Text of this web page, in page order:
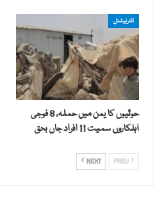
انٹرنیشنل
حوثیوں کا یمن میں حملہ، 8 فوجی
اہلکاروں سمیت 11 افراد جاں بحق
NEXT